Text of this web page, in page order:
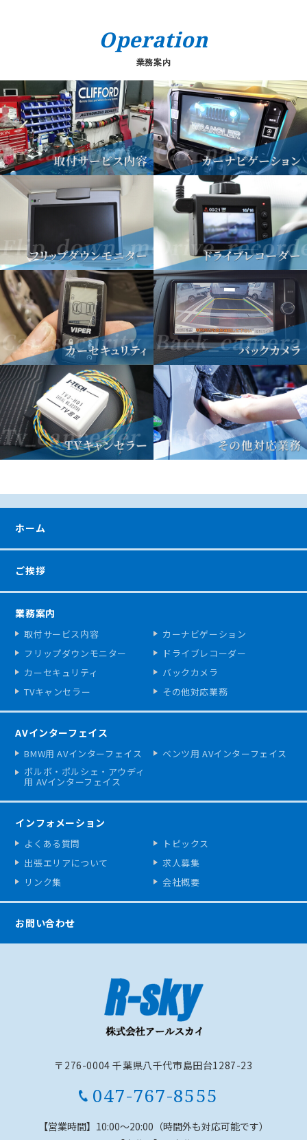
Operation
業務案内
ホーム
ご挨拶
業務案内
取付サービス内容
カーナビゲーション
フリップダウンモニター
ドライブレコーダー
カーセキュリティ
バックカメラ
TVキャンセラー
その他対応業務
AVインターフェイス
BMW用 AVインターフェイス
ベンツ用 AVインターフェイス
ボルボ・ポルシェ・アウディ
用 AVインターフェイス
インフォメーション
よくある質問
トピックス
出張エリアについて
求人募集
リンク集
会社概要
お問い合わせ
〒276-0004 千葉県八千代市島田台1287-23
047-767-8555
【営業時間】 10:00～20:00（時間外も対応可能です）